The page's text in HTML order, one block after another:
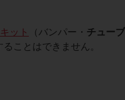
ット （バンパー・ チュー
ことはできません。